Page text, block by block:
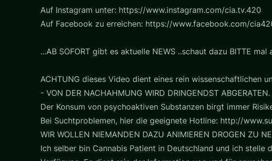
Auf Instagram unter: https://www.instagram.com/cia.tv.420
Auf Facebook zu erreichen: https://www.facebook.com/
...AB SOFORT gibt es aktuelle NEWS ..schaut dazu BITTE
ACHTUNG dieses Video dient eines rein wissenschaftlichen
- VON DER NACHAHMUNG WIRD DRINGENDST ABGERATEN.
Der Konsum von psychoaktiven Substanzen birgt immer
Bei Suchtproblemen, hier die geeignete Hotline: http://
WIR WOLLEN NIEMANDEN DAZU ANIMIEREN DROGEN ZU
Ich selber bin Cannabis Patient in Deutschland und ich